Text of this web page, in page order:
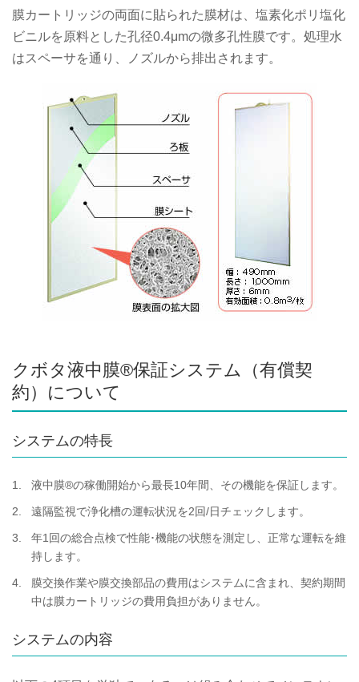
膜カートリッジの両面に貼られた膜材は、塩素化ポリ塩化
ビニルを原料とした孔径0.4μmの微多孔性膜です。処理水
はスペーサを通り、ノズルから排出されます。
クボタ液中膜®保証システム（有償契
約）について
システムの特長
液中膜®の稼働開始から最長10年間、その機能を保証します。
遠隔監視で浄化槽の運転状況を2回/日チェックします。
年1回の総合点検で性能･機能の状態を測定し、正常な運転を維
持します。
膜交換作業や膜交換部品の費用はシステムに含まれ、契約期間
中は膜カートリッジの費用負担がありません。
システムの内容